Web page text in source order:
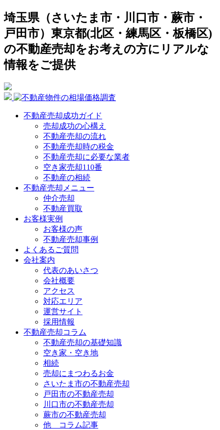
埼玉県（さいたま市・川口市・蕨市・
戸田市）東京都(北区・練馬区・板橋区)
の不動産売却をお考えの方にリアルな
情報をご提供
不動産売却成功ガイド
売却成功の心構え
不動産売却の流れ
不動産売却時の税金
不動産売却に必要な業者
空き家売却110番
不動産の相続
不動産売却メニュー
仲介売却
不動産買取
お客様実例
お客様の声
不動産売却事例
よくあるご質問
会社案内
代表のあいさつ
会社概要
アクセス
対応エリア
運営サイト
採用情報
不動産売却コラム
不動産売却の基礎知識
空き家・空き地
相続
売却にまつわるお金
さいたま市の不動産売却
戸田市の不動産売却
川口市の不動産売却
蕨市の不動産売却
他 コラム記事